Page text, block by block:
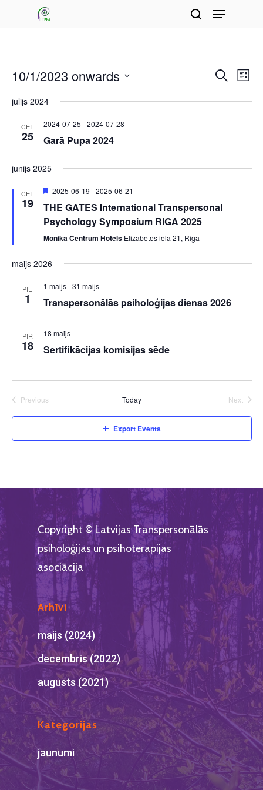
Menu
Events
Search
List
10/1/2023 onwards
jūlijs 2024
CET
25
2024-07-25 -2024-07-28
Garā Pupa 2024
jūnijs 2025
CET
19
Featured
2025-06-19 -2025-06-21
THE GATES International Transpersonal
Psychology Symposium RIGA 2025
Monika Centrum Hotels Elizabetes iela 21, Riga
maijs 2026
PIE
1
1 maijs-31 maijs
Transpersonālās psiholoģijas dienas 2026
PIR
18
18 maijs
Sertifikācijas komisijas sēde
Previous
Today
Next
Export Events
Copyright © Latvijas Transpersonālās
psiholoģijas un psihoterapijas
asociācija
Arhīvi
maijs (2024)
decembris (2022)
augusts (2021)
Kategorijas
jaunumi